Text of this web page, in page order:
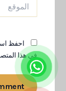
احفظ
في هذا